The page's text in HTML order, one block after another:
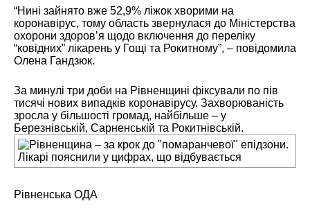
“Нині зайнято вже 52,9% ліжок хворими на
коронавірус, тому область звернулася до Міністерства
охорони здоров’я щодо включення до переліку
“ковідних” лікарень у Гощі та Рокитному”, – повідомила
Олена Гандзюк.
За минулі три доби на Рівненщині фіксували по пів
тисячі нових випадків коронавірусу. Захворюваність
зросла у більшості громад, найбільше – у
Березнівській, Сарненській та Рокитнівській.
Рівненська ОДА